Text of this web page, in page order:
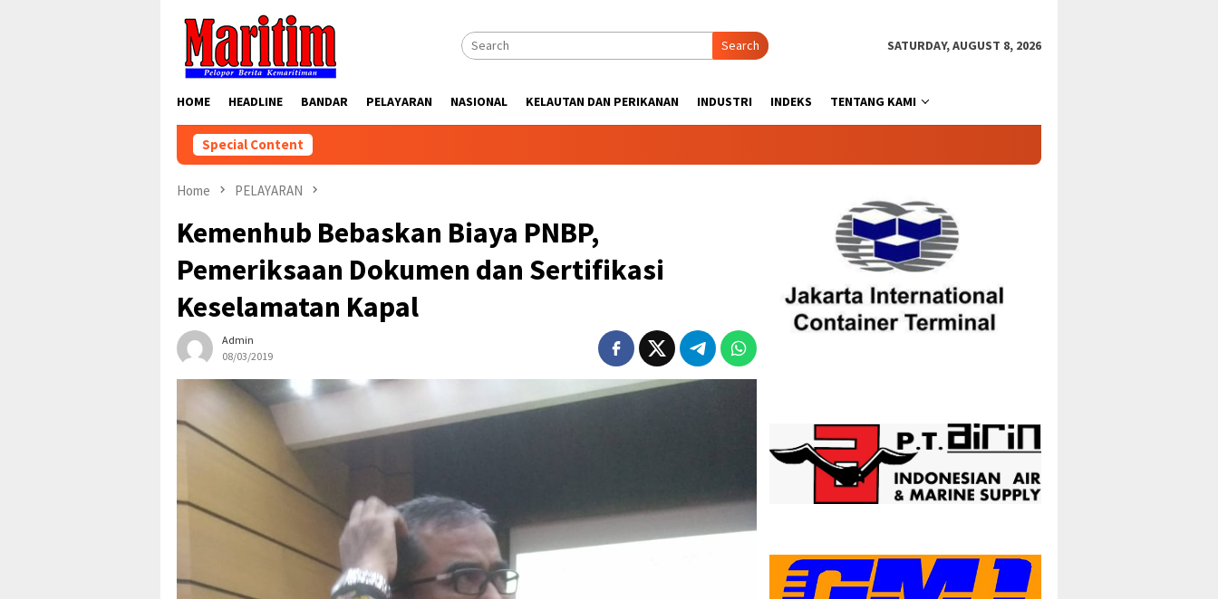
content
Search SATURDAY, AUGUST 8, 2026
HOME HEADLINE BANDAR PELAYARAN NASIONAL KELAUTAN DAN PERIKANAN INDUSTRI INDEKS TENTANG KAMI
Special Content
Home PELAYARAN
Kemenhub Bebaskan Biaya PNBP,
Pemeriksaan Dokumen dan Sertifikasi
Keselamatan Kapal
Admin
08/03/2019